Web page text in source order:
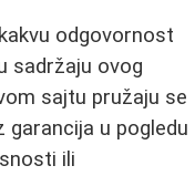
odgovornost
sadržaju ovog
sajtu pružaju se
garancija u pogledu
ili